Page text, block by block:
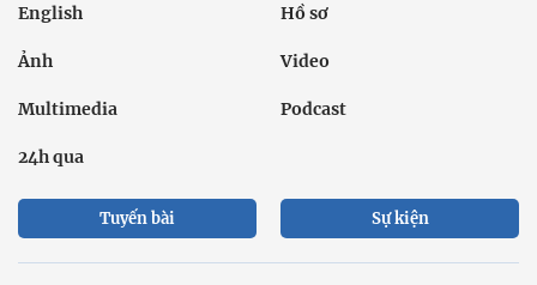
English Hồ sơ
Ảnh Video
Multimedia Podcast
24h qua
Tuyến bài Sự kiện